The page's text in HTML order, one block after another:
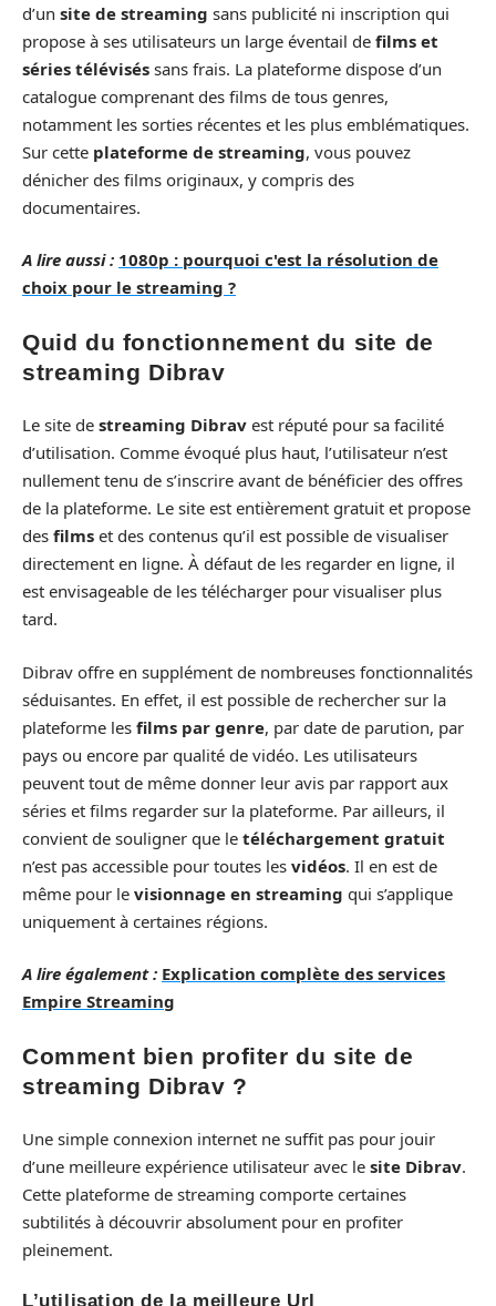
d’un site de streaming sans publicité ni inscription qui
propose à ses utilisateurs un large éventail de films et
séries télévisés sans frais. La plateforme dispose d’un
catalogue comprenant des films de tous genres,
notamment les sorties récentes et les plus emblématiques.
Sur cette plateforme de streaming, vous pouvez
dénicher des films originaux, y compris des
documentaires.
A lire aussi : 1080p : pourquoi c'est la résolution de
choix pour le streaming ?
Quid du fonctionnement du site de
streaming Dibrav
Le site de streaming Dibrav est réputé pour sa facilité
d’utilisation. Comme évoqué plus haut, l’utilisateur n’est
nullement tenu de s’inscrire avant de bénéficier des offres
de la plateforme. Le site est entièrement gratuit et propose
des films et des contenus qu’il est possible de visualiser
directement en ligne. À défaut de les regarder en ligne, il
est envisageable de les télécharger pour visualiser plus
tard.
Dibrav offre en supplément de nombreuses fonctionnalités
séduisantes. En effet, il est possible de rechercher sur la
plateforme les films par genre, par date de parution, par
pays ou encore par qualité de vidéo. Les utilisateurs
peuvent tout de même donner leur avis par rapport aux
séries et films regarder sur la plateforme. Par ailleurs, il
convient de souligner que le téléchargement gratuit
n’est pas accessible pour toutes les vidéos. Il en est de
même pour le visionnage en streaming qui s’applique
uniquement à certaines régions.
A lire également : Explication complète des services
Empire Streaming
Comment bien profiter du site de
streaming Dibrav ?
Une simple connexion internet ne suffit pas pour jouir
d’une meilleure expérience utilisateur avec le site Dibrav.
Cette plateforme de streaming comporte certaines
subtilités à découvrir absolument pour en profiter
pleinement.
L’utilisation de la meilleure Url